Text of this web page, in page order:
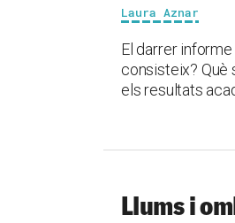
Laura Aznar
El darrer
consisteix? Què
els resultats
Llums i